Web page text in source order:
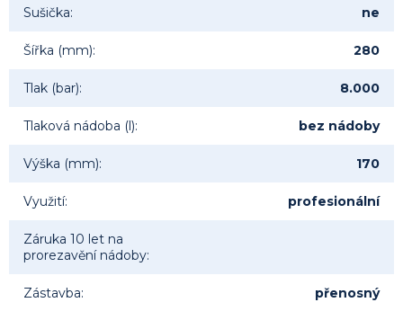
Sušička: ne
Šířka (mm): 280
Tlak (bar): 8.000
Tlaková nádoba (l): bez nádoby
Výška (mm): 170
Využití: profesionální
Záruka 10 let na
prorezavění nádoby:
Zástavba: přenosný